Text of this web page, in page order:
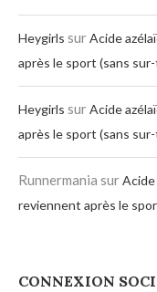
Heygirls surAcide
après le sport (sans
Heygirls surAcide
après le sport (sans
Runnermania surAcide
reviennent après le
CONNEXION